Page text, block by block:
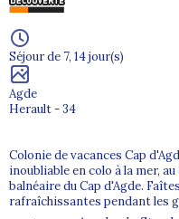
Séjour de 7, 14 jour(s)
Agde
Herault - 34
Colonie de vacances Cap
inoubliable en colo à la mer,
balnéaire du Cap d'Agde.
rafraîchissantes pendant les